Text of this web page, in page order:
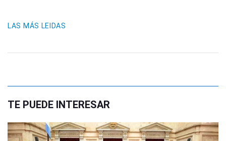
LAS MÁS LEIDAS
TE PUEDE INTERESAR